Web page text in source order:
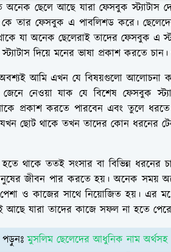
অনেক ছেলে আছে যারা ফেসবুক স্ট্যাটাস
কে তার ফেসবুক এ পাবলিশড করে।
যা অনেক ছেলেরাই তাদের ফেসবুক এ
দিয়ে মনের ভাষা প্রকাশ করতে
আমি এখন যে বিষয়গুলো আলোচনা
জেনে নেওয়া যাক যে বিশেষ ফেসবুক
প্রকাশ করতে পারবেন এবং তুলে ধরতে
যখন ছোট থাকে তখন তাদের কোন ধরনের
থাকে ততই সংসার বা বিভিন্ন ধরনের
জীবন পার করতে হয়। অনেক সময়
ও কাজের সাথে নিয়োজিত হয়। এর
আছে যারা তাদের কাজে সফল না হতে
মুসলিম ছেলেদের আধুনিক নাম অর্থসহ